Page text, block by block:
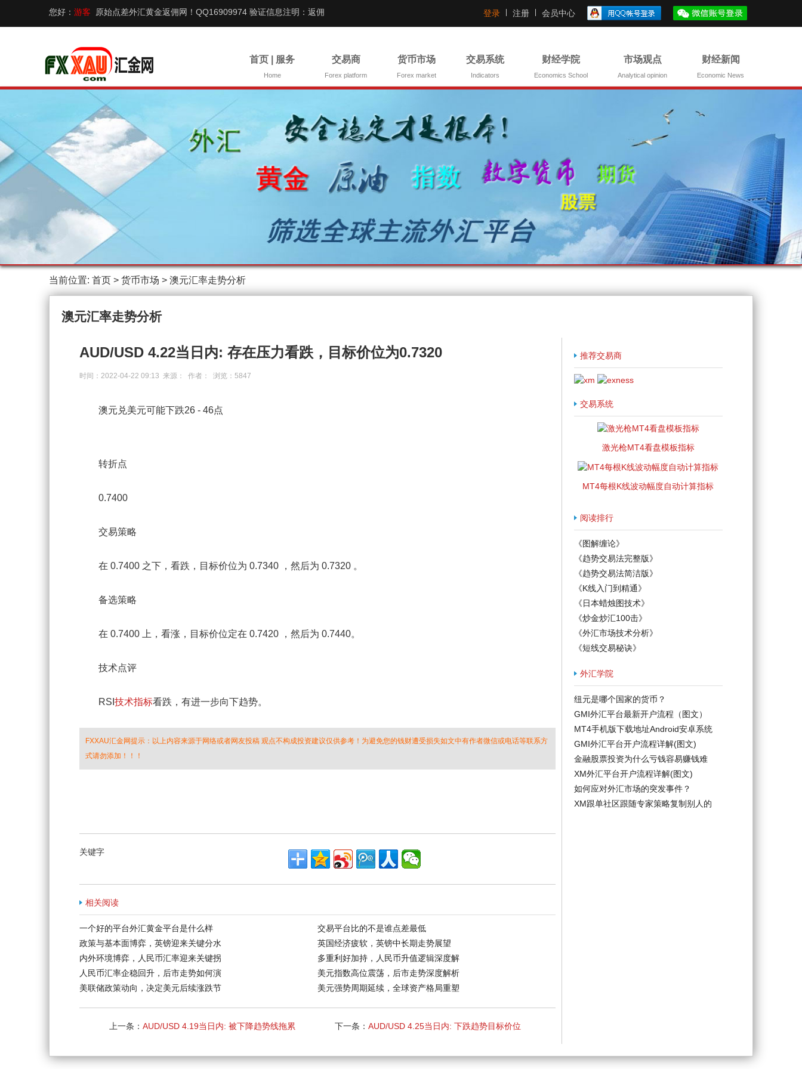
您好： 游客 原始点差外汇黄金返佣网！QQ16909974 验证信息注明：返佣 登录 注册 会员中心
首页 | 服务
Home
交易商
Forex platform
货币市场
Forex market
交易系统
Indicators
财经学院
Economics School
市场观点
Analytical opinion
财经新闻
Economic News
当前位置: 首页 > 货币市场 > 澳元汇率走势分析
澳元汇率走势分析
AUD/USD 4.22当日内: 存在压力看跌，目标价位为0.7320
时间：2022-04-22 09:13 来源： 作者： 浏览：5847
澳元兑美元可能下跌26 - 46点
转折点
0.7400
交易策略
在 0.7400 之下，看跌，目标价位为 0.7340 ，然后为 0.7320 。
备选策略
在 0.7400 上，看涨，目标价位定在 0.7420 ，然后为 0.7440。
技术点评
RSI 技术指标看跌，有进一步向下趋势。
FXXAU汇金网提示：以上内容来源于网络或者网友投稿 观点不构成投资建议仅供参考！为避免您的钱财遭受损失如文中有作者微信或电话等联系方
式请勿添加！！！
关键字
相关阅读
一个好的平台外汇黄金平台是什么样
交易平台比的不是谁点差最低
政策与基本面博弈，英镑迎来关键分水
英国经济疲软，英镑中长期走势展望
内外环境博弈，人民币汇率迎来关键拐
多重利好加持，人民币升值逻辑深度解
人民币汇率企稳回升，后市走势如何演
美元指数高位震荡，后市走势深度解析
美联储政策动向，决定美元后续涨跌节
美元强势周期延续，全球资产格局重塑
上一条： AUD/USD 4.19当日内: 被下降趋势线拖累
看跌，目标价位为0.7320
下一条： AUD/USD 4.25当日内: 下跌趋势目标价位
为 0.7190 ，然后为 0.7160
推荐交易商
交易系统
激光枪MT4看盘模板指标
MT4每根K线波动幅度自动计算指标
阅读排行
《图解缠论》
《趋势交易法完整版》
《趋势交易法简洁版》
《K线入门到精通》
《日本蜡烛图技术》
《炒金炒汇100击》
《外汇市场技术分析》
《短线交易秘诀》
外汇学院
纽元是哪个国家的货币？
GMI外汇平台最新开户流程（图文）
MT4手机版下载地址Android安卓系统
GMI外汇平台开户流程详解(图文)
金融股票投资为什么亏钱容易赚钱难
XM外汇平台开户流程详解(图文)
如何应对外汇市场的突发事件？
XM跟单社区跟随专家策略复制别人的